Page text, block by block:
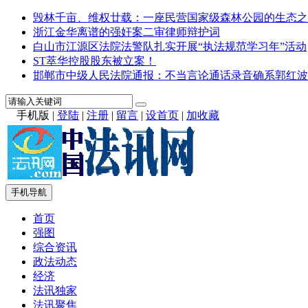
毁林千亩、维权廿载：一座民营国家级森林公园的生态
浙江金华离谱的强奸案二审律师辩护词
白山市江源区法院法警队扎实开展“执法规范学习年”活动
ST萃华控股股东被立案！
邯郸市中级人民法院通报：不当言论通话录音确系郭红
手机版 | 登陆 | 注册 | 留言 | 设首页 | 加收藏
手机导航
首页
强图
综合资讯
政法动态
经济
法讯独家
法讯聚焦